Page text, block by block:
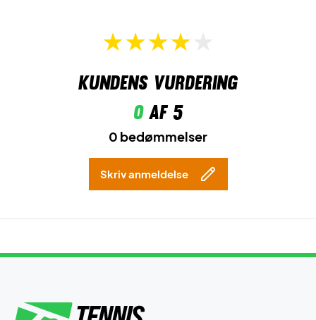
Kundens vurdering
0af 5
0 bedømmelser
Skriv anmeldelse